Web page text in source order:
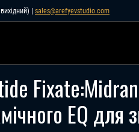
| sales@arefyevstudio.com
EQ для